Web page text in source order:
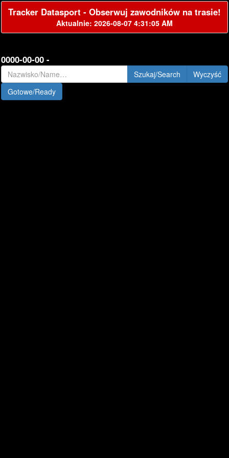
Tracker Datasport - Obserwuj zawodników na trasie!
Aktualnie: 2026-08-07 4:31:05 AM
0000-00-00 -
Szukaj/Search
Gotowe/Ready